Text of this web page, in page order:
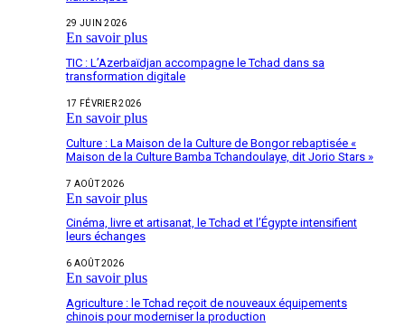
29 JUIN 2026
En savoir plus
TIC : L’Azerbaïdjan accompagne le Tchad dans sa
transformation digitale
17 FÉVRIER 2026
En savoir plus
Culture : La Maison de la Culture de Bongor rebaptisée «
Maison de la Culture Bamba Tchandoulaye, dit Jorio Stars »
7 AOÛT 2026
En savoir plus
Cinéma, livre et artisanat, le Tchad et l’Égypte intensifient
leurs échanges
6 AOÛT 2026
En savoir plus
Agriculture : le Tchad reçoit de nouveaux équipements
chinois pour moderniser la production